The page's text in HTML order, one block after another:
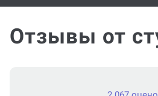
Отзывы от